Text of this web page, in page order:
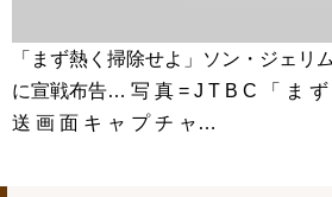
「まず熱く掃除せよ」ソン・ジェリ
に宣戦布告… 写 真 = J T B C 「 ま
送 画 面 キ ャ プ チ ャ…